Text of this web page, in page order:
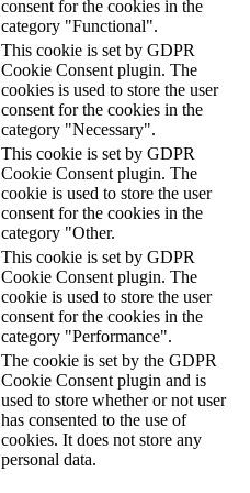
consent for the cookies in the
category "Functional".
This cookie is set by GDPR
Cookie Consent plugin. The
cookies is used to store the user
consent for the cookies in the
category "Necessary".
This cookie is set by GDPR
Cookie Consent plugin. The
cookie is used to store the user
consent for the cookies in the
category "Other.
This cookie is set by GDPR
Cookie Consent plugin. The
cookie is used to store the user
consent for the cookies in the
category "Performance".
The cookie is set by the GDPR
Cookie Consent plugin and is
used to store whether or not user
has consented to the use of
cookies. It does not store any
personal data.